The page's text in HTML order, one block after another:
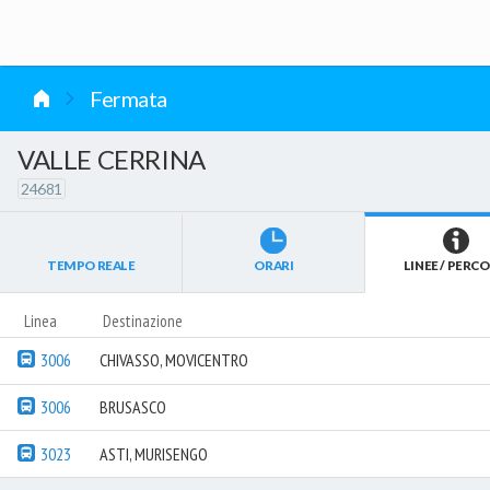
Fermata
VALLE CERRINA
24681
TEMPO REALE ORARI LINEE /
Linea Destinazione
3006 CHIVASSO, MOVICENTRO
3006 BRUSASCO
3023 ASTI, MURISENGO